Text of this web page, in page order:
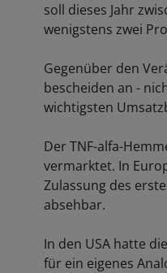
soll dieses Jahr
wenigstens zwei
Gegenüber den
bescheiden an -
wichtigsten
Der TNF-alfa-
vermarktet. In
Zulassung des
absehbar.
In den USA hatte
für ein eigenes